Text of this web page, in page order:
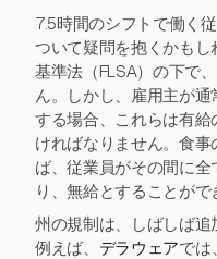
7.5時間のシフトで働く
ついて疑問を抱くかも
基準法（FLSA）の下で
ん。しかし、雇用主が
する場合、これらは有
ければなりません。食
ば、従業員がその間に
り、無給とすることがで
州の規制は、しばしば追
例えば、 デラウェアでは